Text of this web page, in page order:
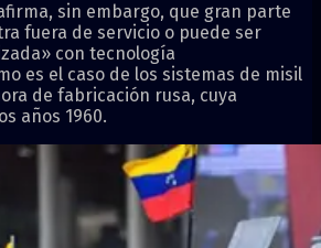
sin embargo, que gran parte
fuera de servicio o puede ser
con tecnología
es el caso de los sistemas de misil
de fabricación rusa, cuya
años 1960.